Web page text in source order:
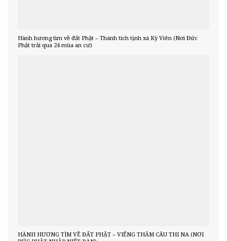
Hành hương tìm về đất Phật – Thánh tích tịnh xá Kỳ Viên (Nơi Đức
Phật trải qua 24 mùa an cư)
HÀNH HƯƠNG TÌM VỀ ĐẤT PHẬT – VIẾNG THĂM CÂU THI NA (NƠI